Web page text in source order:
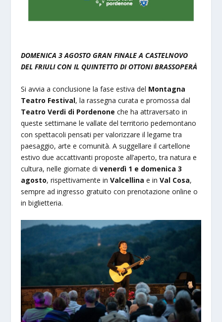
DOMENICA 3 AGOSTO GRAN FINALE A CASTELNOVO
DEL FRIULI CON IL QUINTETTO DI OTTONI BRASSOPERÀ
Si avvia a conclusione la fase estiva del Montagna
Teatro Festival, la rassegna curata e promossa dal
Teatro Verdi di Pordenone che ha attraversato in
queste settimane le vallate del territorio pedemontano
con spettacoli pensati per valorizzare il legame tra
paesaggio, arte e comunità. A suggellare il cartellone
estivo due accattivanti proposte all’aperto, tra natura e
cultura, nelle giornate divenerdì 1 e domenica 3
agosto, rispettivamente inValcellina e inVal Cosa,
sempre ad ingresso gratuito con prenotazione online o
in biglietteria.